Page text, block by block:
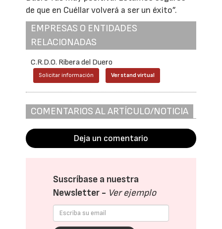
de que en Cuéllar volverá a ser un éxito”.
EMPRESAS O ENTIDADES
RELACIONADAS
C.R.D.O. Ribera del Duero
Solicitar información Ver stand virtual
COMENTARIOS AL ARTÍCULO/NOTICIA
Deja un comentario
Suscríbase a nuestra
Newsletter - Ver ejemplo